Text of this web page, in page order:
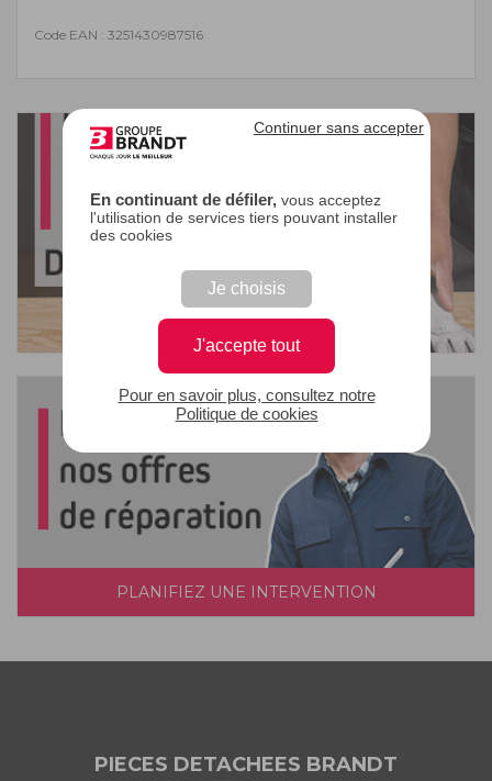
En continuant de défiler, vous acceptez
l'utilisation de services tiers pouvant installer
des cookies
Je choisis
J'accepte tout
Continuer sans accepter
Pour en savoir plus, consultez notre
Politique de cookies
Code EAN : 3251430987516
PLANIFIEZ UNE INTERVENTION
PIECES DETACHEES BRANDT